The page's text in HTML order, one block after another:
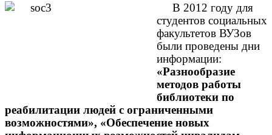
В 2012 году для
студентов социальных
факультетов ВУЗов
были проведены дни
информации:
«Разнообразие
методов работы
библиотеки по
реабилитации людей с ограниченными
возможностями», «Обеспечение новых